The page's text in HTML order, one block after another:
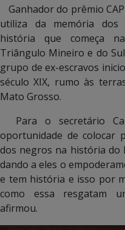
Ganhador do prêmio
utiliza da memória
história que começa
Triângulo Mineiro e do
grupo de ex-escravos
século XIX, rumo às
Mato Grosso.
Para o secretário
oportunidade de colocar
dos negros na história do
dando a eles o
e tem história e isso por
como essa resgatam
afirmou.